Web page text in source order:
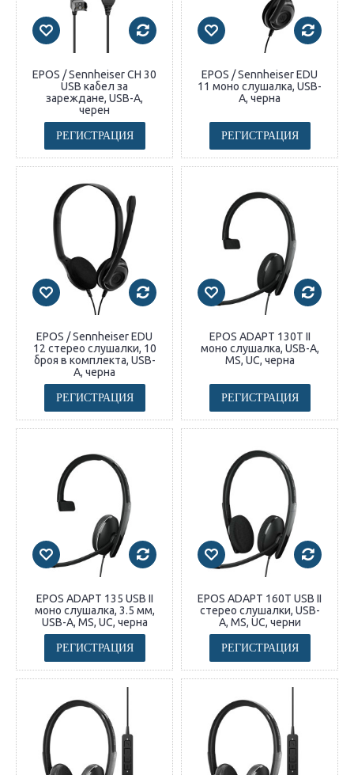
EPOS / Sennheiser CH 30
USB кабел за
зареждане, USB-A,
черен
РЕГИСТРАЦИЯ
EPOS / Sennheiser EDU
11 моно слушалка, USB-
A, черна
РЕГИСТРАЦИЯ
EPOS / Sennheiser EDU
12 стерео слушалки, 10
броя в комплекта, USB-
A, черна
РЕГИСТРАЦИЯ
EPOS ADAPT 130T II
моно слушалка, USB-A,
MS, UC, черна
РЕГИСТРАЦИЯ
EPOS ADAPT 135 USB II
моно слушалка, 3.5 мм,
USB-A, MS, UC, черна
РЕГИСТРАЦИЯ
EPOS ADAPT 160T USB II
стерео слушалки, USB-
A, MS, UC, черни
РЕГИСТРАЦИЯ